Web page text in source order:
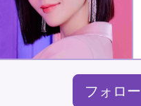
フォロー